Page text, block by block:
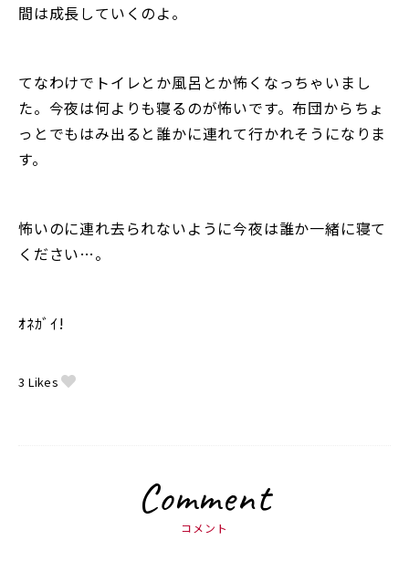
間は成長していくのよ。
てなわけでトイレとか風呂とか怖くなっちゃいまし
た。今夜は何よりも寝るのが怖いです。布団からちょ
っとでもはみ出ると誰かに連れて行かれそうになりま
す。
怖いのに連れ去られないように今夜は誰か一緒に寝て
ください…。
ｵﾈｶﾞｲ!
3 Likes
Comment
コメント